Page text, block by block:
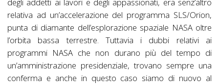
relativa ad un’accelerazione del programma SLS/Orion,
punta di diamante dell’esplorazione spaziale NASA oltre
l’orbita bassa terrestre. Tuttavia i dubbi relativi ai
programmi NASA che non durano più del tempo di
un’amministrazione presidenziale, trovano sempre una
conferma e anche in questo caso siamo di nuovo al